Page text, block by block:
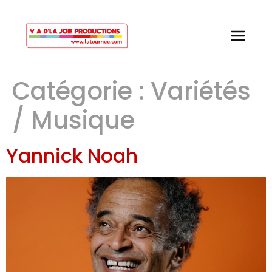
Catégorie : Variétés
/ Musique
Yannick Noah